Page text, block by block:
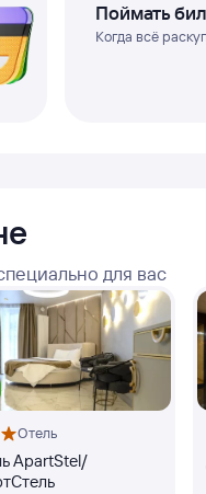
Поймать
Когда всё
для вас
Отель
ApartStel/